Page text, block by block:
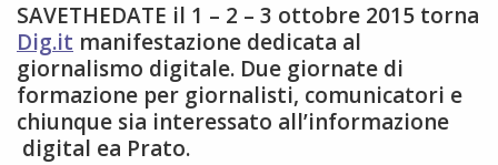
SAVETHEDATE il 1 – 2 – 3 ottobre 2015 torna
Dig.it manifestazione dedicata al
giornalismo digitale. Due giornate di
formazione per giornalisti, comunicatori e
chiunque sia interessato all’informazione
digital ea Prato.